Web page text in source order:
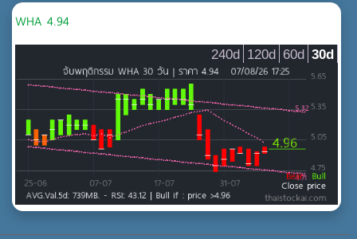
WHA 4.94
30d
60d
120d
240d